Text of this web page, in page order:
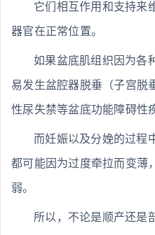
它们相互作用和支持来
器官在正常位置。
如果盆底肌组织因为各
易发生盆腔器脱垂（子宫脱
性尿失禁等盆底功能障碍性
而妊娠以及分娩的过程
都可能因为过度牵拉而变薄
弱。
所以，不论是顺产还是